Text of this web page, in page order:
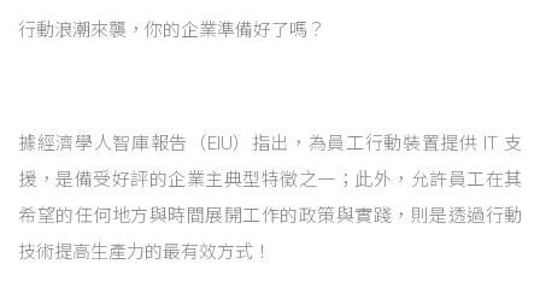
行動浪潮來襲，你的企業準備好了嗎？
據經濟學人智庫報告（EIU）指出，為員工行動裝置提供 IT 支
援，是備受好評的企業主典型特徵之一；此外，允許員工在其
希望的任何地方與時間展開工作的政策與實踐，則是透過行動
技術提高生產力的最有效方式！